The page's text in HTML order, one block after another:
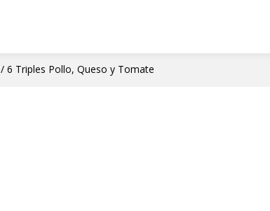
/ 6 Triples Pollo, Queso y Tomate